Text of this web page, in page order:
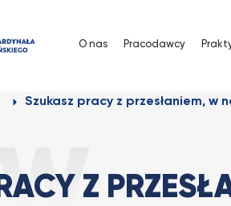
O nas Pracodawcy
Szukasz pracy z przesłaniem, w
Z